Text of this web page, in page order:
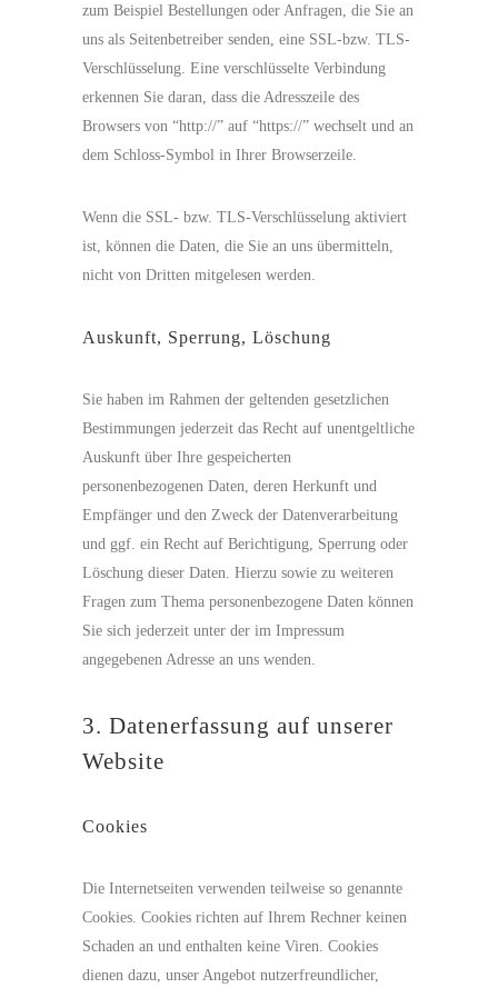
zum Beispiel Bestellungen oder Anfragen, die Sie an
uns als Seitenbetreiber senden, eine SSL-bzw. TLS-
Verschlüsselung. Eine verschlüsselte Verbindung
erkennen Sie daran, dass die Adresszeile des
Browsers von “http://” auf “https://” wechselt und an
dem Schloss-Symbol in Ihrer Browserzeile.
Wenn die SSL- bzw. TLS-Verschlüsselung aktiviert
ist, können die Daten, die Sie an uns übermitteln,
nicht von Dritten mitgelesen werden.
Auskunft, Sperrung, Löschung
Sie haben im Rahmen der geltenden gesetzlichen
Bestimmungen jederzeit das Recht auf unentgeltliche
Auskunft über Ihre gespeicherten
personenbezogenen Daten, deren Herkunft und
Empfänger und den Zweck der Datenverarbeitung
und ggf. ein Recht auf Berichtigung, Sperrung oder
Löschung dieser Daten. Hierzu sowie zu weiteren
Fragen zum Thema personenbezogene Daten können
Sie sich jederzeit unter der im Impressum
angegebenen Adresse an uns wenden.
3. Datenerfassung auf unserer
Website
Cookies
Die Internetseiten verwenden teilweise so genannte
Cookies. Cookies richten auf Ihrem Rechner keinen
Schaden an und enthalten keine Viren. Cookies
dienen dazu, unser Angebot nutzerfreundlicher,